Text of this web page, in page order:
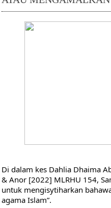
Di dalam kes Dahlia Dhaima
& Anor [2022] MLRHU 154,
untuk mengisytiharkan
agama Islam”.